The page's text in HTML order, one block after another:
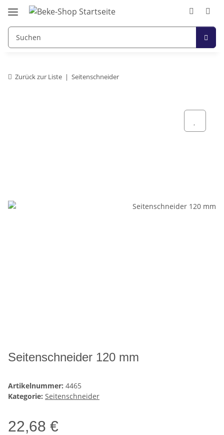
Zurück zur Liste Seitenschneider
Seitenschneider 120 mm
Artikelnummer: 4465
Kategorie: Seitenschneider
22,68 €